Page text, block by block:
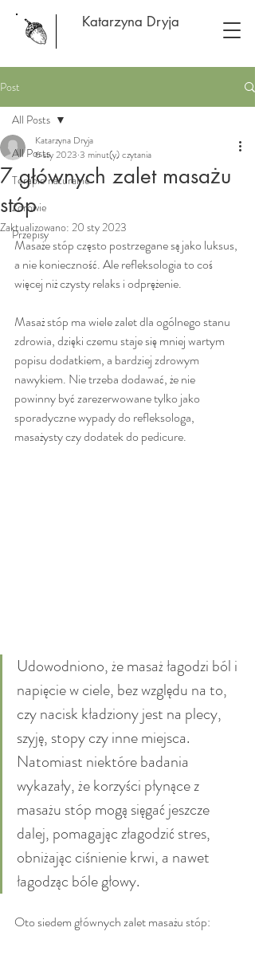
Katarzyna Dryja
Post
All Posts
Terapie naturalne
Zdrowie
Przepisy
All Posts
7 głównych zalet masażu
stóp
Katarzyna Dryja
6 sty 2023 3 minut(y) czytania
Zaktualizowano: 20 sty 2023
Masaże stóp często postrzegane są jako luksus,
a nie konieczność. Ale refleksologia to coś
więcej niż czysty relaks i odprężenie.
Masaż stóp ma wiele zalet dla ogólnego stanu
zdrowia, dzięki czemu staje się mniej wartym
popisu dodatkiem, a bardziej zdrowym
nawykiem. Nie trzeba dodawać, że nie
powinny być zarezerwowane tylko jako
sporadyczne wypady do refleksologa,
masażysty czy dodatek do pedicure.
Udowodniono, że masaż łagodzi ból i
napięcie w ciele, bez względu na to,
czy nacisk kładziony jest na plecy,
szyję, stopy czy inne miejsca.
Natomiast niektóre badania
wykazały, że korzyści płynące z
masażu stóp mogą sięgać jeszcze
dalej, pomagając złagodzić stres,
obniżając ciśnienie krwi, a nawet
łagodząc bóle głowy.
Oto siedem głównych zalet masażu stóp: